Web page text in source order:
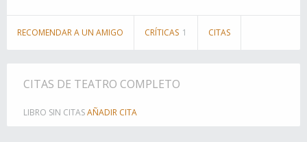
RECOMENDAR A UN AMIGO CRÍTICAS 1 CITAS
CITAS DE TEATRO COMPLETO
LIBRO SIN CITASAÑADIR CITA